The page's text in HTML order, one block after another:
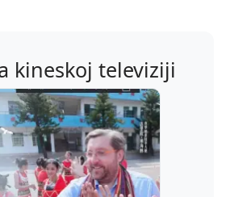
kineskoj televiziji